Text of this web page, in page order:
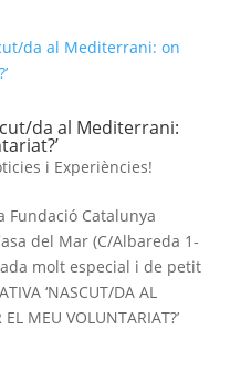
da al Mediterrani:
i Experiències!
Fundació Catalunya
del Mar (C/Albareda 1-
molt especial i de petit
‘NASCUT/DA AL
MEU VOLUNTARIAT?’